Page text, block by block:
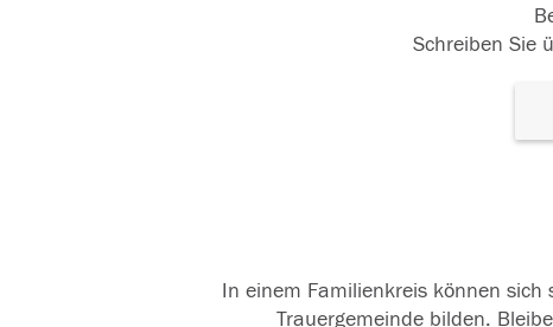
Schreiben Sie
In einem Familienkreis können
Trauergemeinde bilden.